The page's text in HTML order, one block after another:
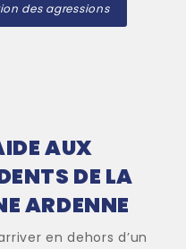
des agressions
AUX
DE LA
ARDENNE
en dehors d’un